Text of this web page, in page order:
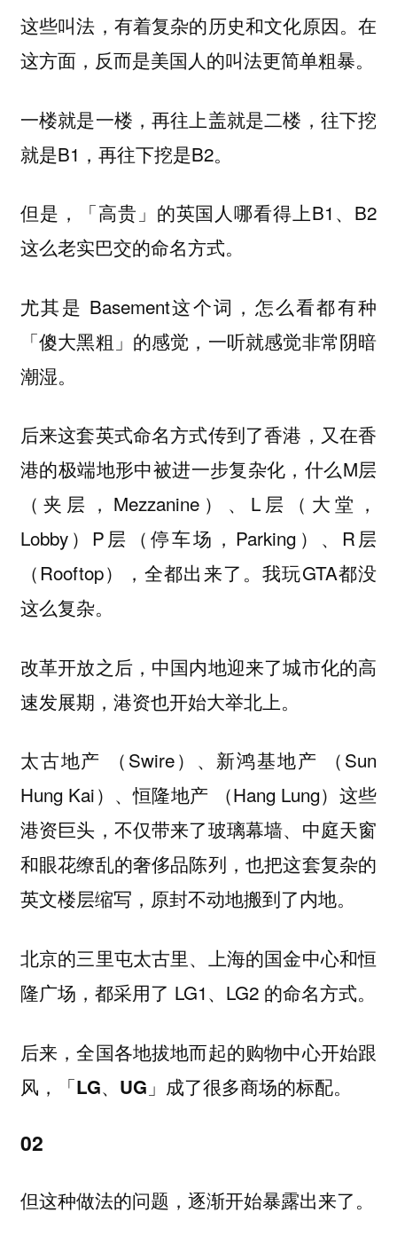
这些叫法，有着复杂的历史和文化原因。在
这方面，反而是美国人的叫法更简单粗暴。
一楼就是一楼，再往上盖就是二楼，往下挖
就是B1，再往下挖是B2。
但是，「高贵」的英国人哪看得上B1、B2
这么老实巴交的命名方式。
尤其是 Basement这个词，怎么看都有种
「傻大黑粗」的感觉，一听就感觉非常阴暗
潮湿。
后来这套英式命名方式传到了香港，又在香
港的极端地形中被进一步复杂化，什么M层
（夹层，Mezzanine）、L层（大堂，
Lobby）P层（停车场，Parking）、R层
（Rooftop），全都出来了。我玩GTA都没
这么复杂。
改革开放之后，中国内地迎来了城市化的高
速发展期，港资也开始大举北上。
太古地产 （Swire）、新鸿基地产 （Sun
Hung Kai）、恒隆地产 （Hang Lung）这些
港资巨头，不仅带来了玻璃幕墙、中庭天窗
和眼花缭乱的奢侈品陈列，也把这套复杂的
英文楼层缩写，原封不动地搬到了内地。
北京的三里屯太古里、上海的国金中心和恒
隆广场，都采用了 LG1、LG2 的命名方式。
后来，全国各地拔地而起的购物中心开始跟
风，「LG、UG」成了很多商场的标配。
02
但这种做法的问题，逐渐开始暴露出来了。